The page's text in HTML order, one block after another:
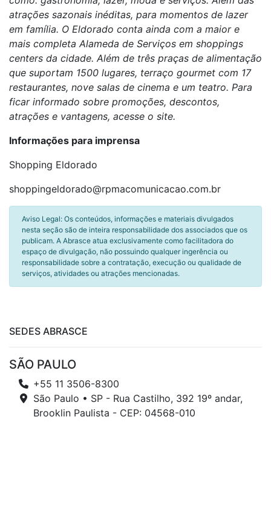
atrações sazonais inéditas, para momentos de lazer
em família. O Eldorado conta ainda com a maior e
mais completa Alameda de Serviços em shoppings
centers da cidade. Além de três praças de alimentação
que suportam 1500 lugares, terraço gourmet com 17
restaurantes, nove salas de cinema e um teatro. Para
ficar informado sobre promoções, descontos,
atrações e vantagens, acesse o site.
Informações para imprensa
Shopping Eldorado
shoppingeldorado@rpmacomunicacao.com.br
Aviso Legal: Os conteúdos, informações e materiais divulgados
nesta seção são de inteira responsabilidade dos associados que os
publicam. A Abrasce atua exclusivamente como facilitadora do
espaço de divulgação, não possuindo qualquer ingerência ou
responsabilidade sobre a contratação, execução ou qualidade de
serviços, atividades ou atrações mencionadas.
SEDES ABRASCE
SÃO PAULO
+55 11 3506-8300
São Paulo • SP - Rua Castilho, 392 19º andar,
Brooklin Paulista - CEP: 04568-010